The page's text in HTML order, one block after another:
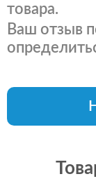
товара.
Ваш отзыв